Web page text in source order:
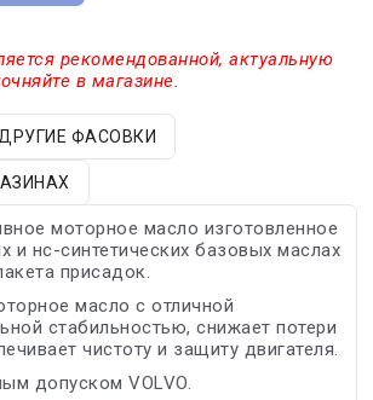
рекомендованной, актуальную
в магазине.
ДРУГИЕ ФАСОВКИ
моторное масло изготовленное
и нс-синтетических базовых маслах
присадок.
масло с отличной
стабильностью, снижает потери
чистоту и защиту двигателя.
допуском VOLVO.